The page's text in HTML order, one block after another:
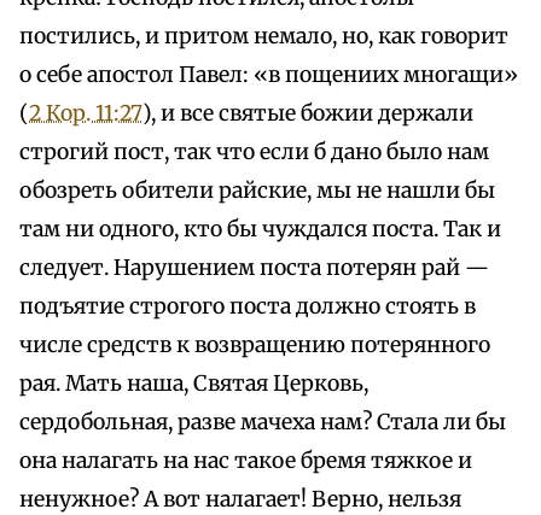
постились, и притом немало, но, как говорит
о себе апостол Павел: «в пощениих многащи»
(2 Кор. 11:27), и все святые божии держали
строгий пост, так что если б дано было нам
обозреть обители райские, мы не нашли бы
там ни одного, кто бы чуждался поста. Так и
следует. Нарушением поста потерян рай —
подъятие строгого поста должно стоять в
числе средств к возвращению потерянного
рая. Мать наша, Святая Церковь,
сердобольная, разве мачеха нам? Стала ли бы
она налагать на нас такое бремя тяжкое и
ненужное? А вот налагает! Верно, нельзя